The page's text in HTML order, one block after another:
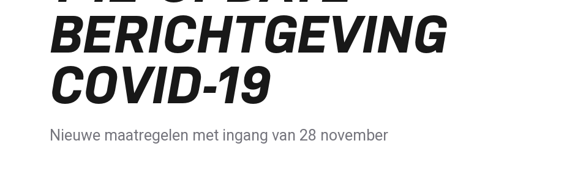
BERICHTGEVING
COVID-19
Nieuwe maatregelen met ingang van 28 november